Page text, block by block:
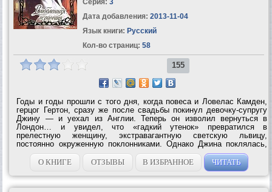
Серия: 3
Дата добавления: 2013-11-04
Язык книги: Русский
Кол-во страниц: 58
155
Годы и годы прошли с того дня, когда повеса и Ловелас Камден,
герцог Гертон, сразу же после свадьбы покинул девочку-супругу
Джину — и уехал из Англии. Теперь он изволил вернуться в
Лондон… и увидел, что «гадкий утенок» превратился в
прелестную женщину, экстравагантную светскую львицу,
постоянно окруженную поклонниками. Однако Джина поклялась,
что никогда не будет принадлежать ни одному мужчине — и уж
точно не уступит...
О КНИГЕ ОТЗЫВЫ В ИЗБРАННОЕ ЧИТАТЬ